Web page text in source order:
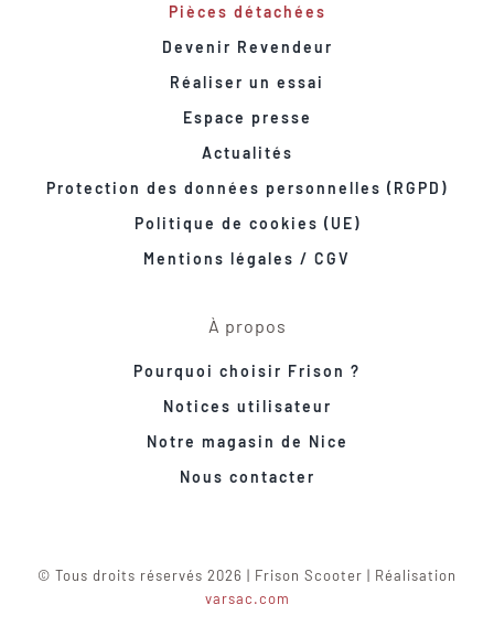
Pièces détachées
Devenir Revendeur
Réaliser un essai
Espace presse
Actualités
Protection des données personnelles (RGPD)
Politique de cookies (UE)
Mentions légales / CGV
À propos
Pourquoi choisir Frison ?
Notices utilisateur
Notre magasin de Nice
Nous contacter
© Tous droits réservés 2026 | Frison Scooter | Réalisation
varsac.com